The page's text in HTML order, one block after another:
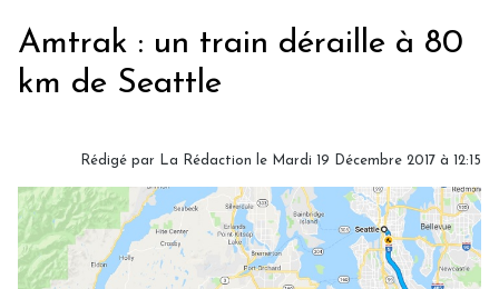
Amtrak : un train déraille à 80
km de Seattle
Rédigé par La Rédaction le Mardi 19 Décembre 2017 à 12:15